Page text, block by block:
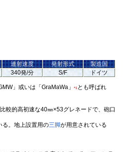
連射速度 発射形式
製造国
340発/分 S/F ドイツ
」或いは「GraMaWa」 *1とも呼ばれ
較的高初速な40㎜×53グレネードで、砲口
る。地上設置用の三脚が用意されている